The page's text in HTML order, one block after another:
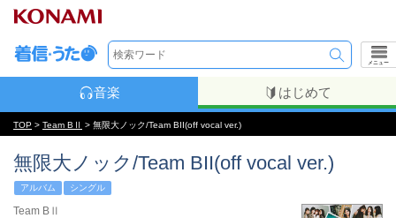
メニュー
音楽 はじめて
TOP > Team BⅡ > 無限大ノック/Team BII(off vocal ver.)
無限大ノック/Team BII(off vocal ver.)
アルバム シングル
Team BⅡ